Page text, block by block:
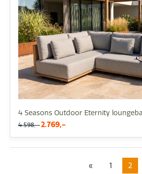
4 Seasons Outdoor Eternity
4.598,- 2.769,-
« 1 2